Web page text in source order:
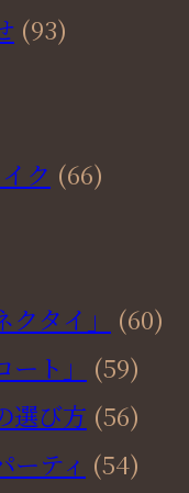
(93)
ク (66)
タイ」
(60)
ト」
(59)
選び方 (56)
ーティ (54)